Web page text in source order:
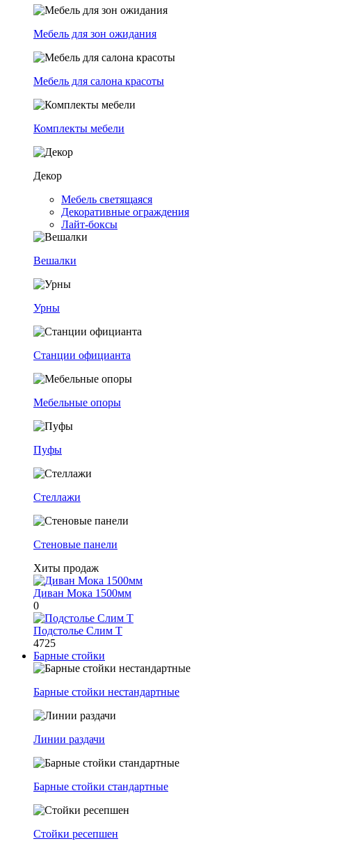
Мебель для зон ожидания
Мебель для салона красоты
Комплекты мебели
Декор
Мебель светящаяся
Декоративные ограждения
Лайт-боксы
Вешалки
Урны
Станции официанта
Мебельные опоры
Пуфы
Стеллажи
Стеновые панели
Хиты продаж
Диван Мока 1500мм
0
Подстолье Слим Т
4725
Барные стойки
Барные стойки нестандартные
Линии раздачи
Барные стойки стандартные
Стойки ресепшен